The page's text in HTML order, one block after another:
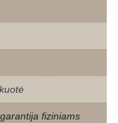
fiziniams